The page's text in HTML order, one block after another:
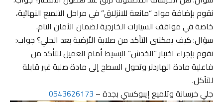
نقوم بإضافة مواد “مانعة للانزلاق” في مراحل التلميع النهائية،
خاصة في مواقف السيارات الخارجية لضمان الأمان التام.
سؤال: كيف يمكنني التأكد من صلابة الأرضية بعد الجلي؟ جواب:
نقوم بإجراء اختبار “الخدش” البسيط أمام العميل للتأكد من
فاعلية مادة الهاردنر وتحول السطح إلى مادة صلبة غير قابلة
للتآكل.
جلي خرسانة وتلميع إيبوكسي بجدة –0543626173